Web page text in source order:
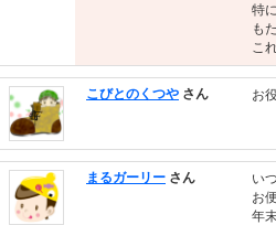
特
も
こ
こびとのくつや さん お
まるガーリー さん
い
お
年